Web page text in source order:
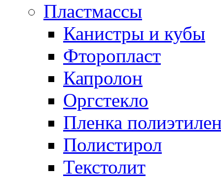
Пластмассы
Канистры и кубы
Фторопласт
Капролон
Оргстекло
Пленка
Полистирол
Текстолит